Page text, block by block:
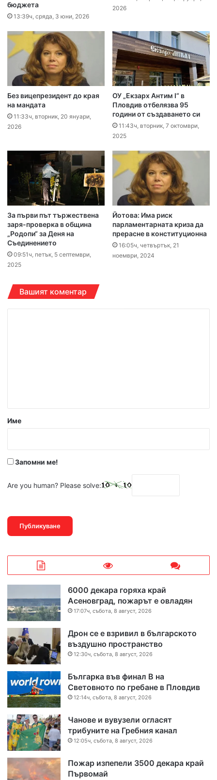
бюджета
13:39ч, сряда, 3 юни, 2026
2026
Без вицепрезидент до края
на мандата
11:33ч, вторник, 20 януари,
2026
ОУ „Екзарх Антим I“ в
Пловдив отбелязва 95
години от създаването си
11:43ч, вторник, 7 октомври,
2025
За първи път тържествена
заря-проверка в община
„Родопи“ за Деня на
Съединението
09:51ч, петък, 5 септември,
2025
Йотова: Има риск
парламентарната криза да
прерасне в конституционна
16:05ч, четвъртък, 21
ноември, 2024
Вашият коментар
р
Име
Запомни ме!
Are you human? Please solve:
6000 декара горяха край
Асеновград, пожарът е овладян
17:07ч, събота, 8 август, 2026
Дрон се е взривил в българското
въздушно пространство
12:30ч, събота, 8 август, 2026
Българка във финал B на
Световното по гребане в Пловдив
12:14ч, събота, 8 август, 2026
Чанове и вувузели огласят
трибуните на Гребния канал
12:05ч, събота, 8 август, 2026
Пожар изпепели 3500 декара край
Първомай